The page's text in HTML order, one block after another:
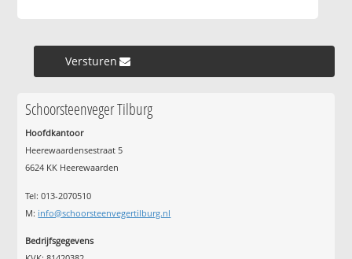
Versturen »
Schoorsteenveger Tilburg
Hoofdkantoor
Heerewaardensestraat 5
6624 KK Heerewaarden
Tel: 013-2070510
M: info@schoorsteenvegertilburg.nl
Bedrijfsgegevens